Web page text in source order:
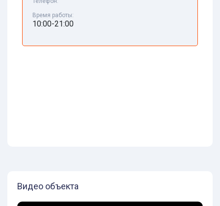
Время работы:
10:00-21:00
Видео объекта